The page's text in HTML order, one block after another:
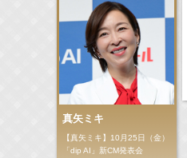
真矢ミキ
【真矢ミキ】10月25日（金）
「dip AI」新CM発表会